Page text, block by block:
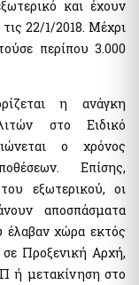
Εποπτευόμενων
(ΔΑΥΚ)
Αίτηση
στην
και έχουν
22/1/2018. Μέχρι
περίπου 3.000
η ανάγκη
στο Ειδικό
ο χρόνος
Επίσης,
εξωτερικού, οι
αποσπάσματα
έλαβαν χώρα εκτός
Προξενική Αρχή,
ή μετακίνηση στο